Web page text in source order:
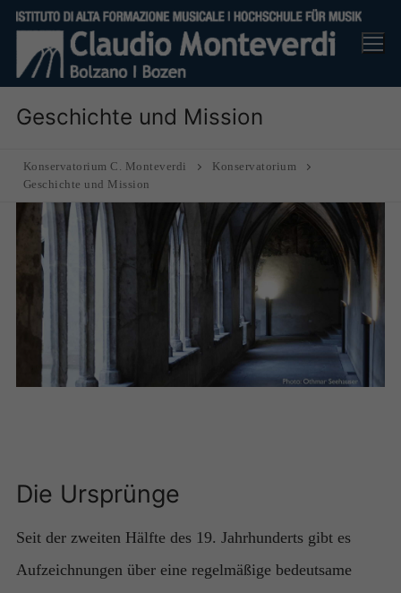
Skip
content
Geschichte und Mission
Konservatorium C. Monteverdi
Konservatorium
Geschichte und Mission
Die Ursprünge
Seit der zweiten Hälfte des 19. Jahrhunderts gibt es
Aufzeichnungen über eine regelmäßige bedeutsame